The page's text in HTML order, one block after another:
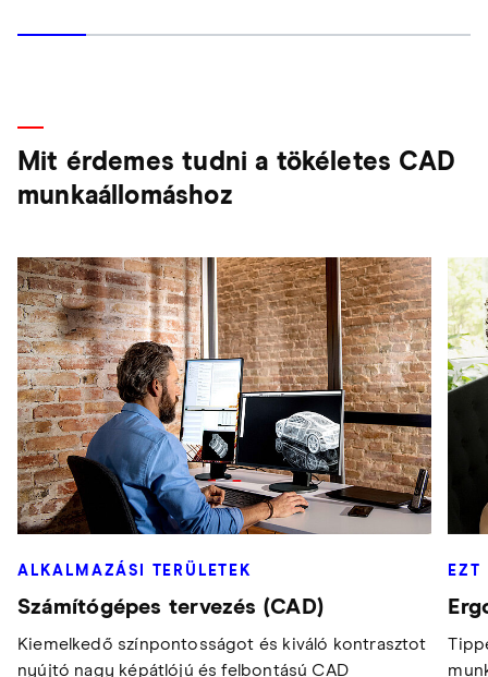
Mit érdemes tudni a tökéletes CAD
munkaállomáshoz
ALKALMAZÁSI TERÜLETEK
Számítógépes tervezés (CAD)
Kiemelkedő színpontosságot és kiváló kontrasztot
nyújtó nagy képátlójú és felbontású CAD
EZT